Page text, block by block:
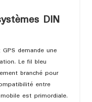
DIN
demande une
Le fil bleu
branché pour
entre
est primordiale.